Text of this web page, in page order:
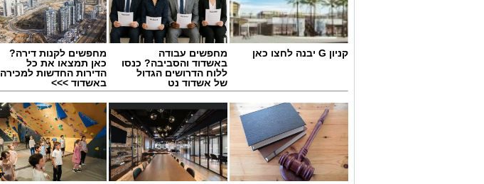
קניון G יבנה לחצו כאן
מחפשים עבודה
באשדוד והסביבה? כנסו
ללוח הדרושים הגדול
של אשדוד נט
מחפשים לקנות דירה?
כאן תמצאו את כל
הדירות החדשות למכירה
באשדוד >>>